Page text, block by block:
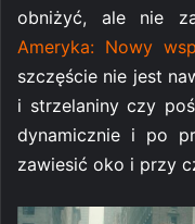
obniżyć, ale nie
Ameryka: Nowy
szczęście nie jest
i strzelaniny czy
dynamicznie i po
zawiesić oko i przy